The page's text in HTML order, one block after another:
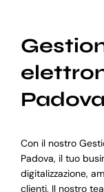
Padova
Con il nostro
Padova, il tuo
digitalizzazione,
clienti. Il nostro